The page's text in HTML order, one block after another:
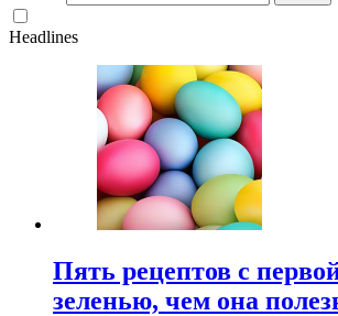
Headlines
Пять рецептов с
зеленью, чем она